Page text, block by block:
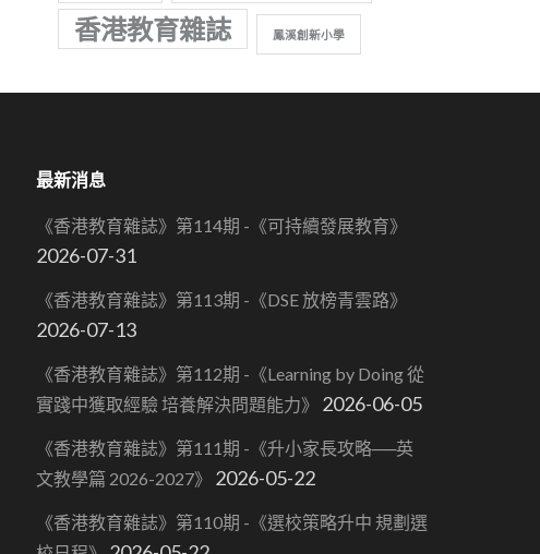
香港教育雜誌 鳳溪創新小學
最新消息
《香港教育雜誌》第114期 -《可持續發展教育》
2026-07-31
《香港教育雜誌》第113期 -《DSE 放榜青雲路》
2026-07-13
《香港教育雜誌》第112期 -《Learning by Doing 從
實踐中獲取經驗 培養解決問題能力》
2026-06-05
《香港教育雜誌》第111期 -《升小家長攻略──英
文教學篇 2026-2027》
2026-05-22
《香港教育雜誌》第110期 -《選校策略升中 規劃選